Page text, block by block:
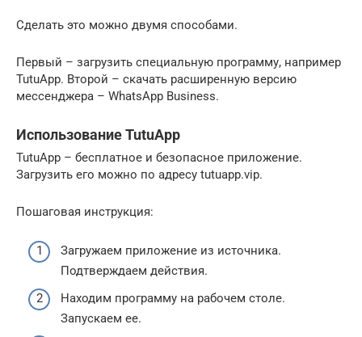
Сделать это можно двумя способами.
Первый – загрузить специальную программу, например
TutuApp. Второй – скачать расширенную версию
мессенджера – WhatsApp Business.
Использование TutuApp
TutuApp – бесплатное и безопасное приложение.
Загрузить его можно по адресу tutuapp.vip.
Пошаговая инструкция:
Загружаем приложение из источника.
Подтверждаем действия.
Находим программу на рабочем столе.
Запускаем ее.